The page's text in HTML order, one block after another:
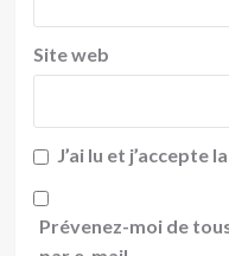
Site web
J’ai lu et j’accepte la
Prévenez-moi de